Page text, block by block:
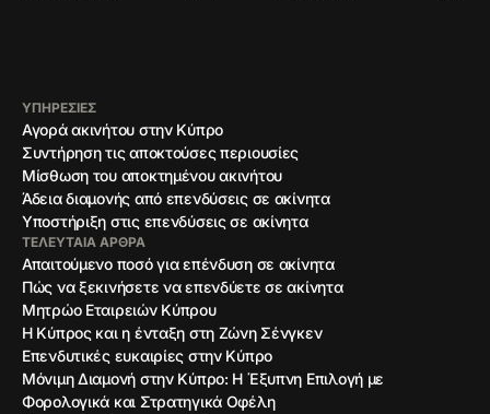
ΥΠΗΡΕΣΙΕΣ
Αγορά ακινήτου στην Κύπρο
Συντήρηση τις αποκτούσες περιουσίες
Μίσθωση του αποκτημένου ακινήτου
Άδεια διαμονής από επενδύσεις σε ακίνητα
Υποστήριξη στις επενδύσεις σε ακίνητα
ΤΕΛΕΥΤΑΊΑ ΆΡΘΡΑ
Απαιτούμενο ποσό για επένδυση σε ακίνητα
Πώς να ξεκινήσετε να επενδύετε σε ακίνητα
Μητρώο Εταιρειών Κύπρου
Η Κύπρος και η ένταξη στη Ζώνη Σένγκεν
Επενδυτικές ευκαιρίες στην Κύπρο
Μόνιμη Διαμονή στην Κύπρο: Η Έξυπνη Επιλογή με
Φορολογικά και Στρατηγικά Οφέλη